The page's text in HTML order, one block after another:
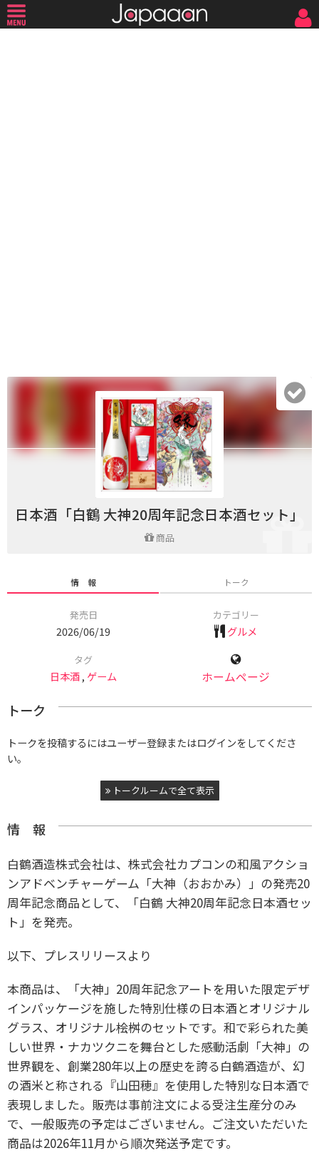
日本酒「白鶴 大神20周年記念日本酒セット」
商品
情 報 トーク
発売日
2026/06/19
カテゴリー
グルメ
タグ
日本酒, ゲーム ホームページ
トーク
トークを投稿するにはユーザー登録またはログインをしてくださ
い。
トークルームで全て表示
情 報
白鶴酒造株式会社は、株式会社カプコンの和風アクショ
ンアドベンチャーゲーム「大神（おおかみ）」の発売20
周年記念商品として、「白鶴 大神20周年記念日本酒セッ
ト」を発売。
以下、プレスリリースより
本商品は、「大神」20周年記念アートを用いた限定デザ
インパッケージを施した特別仕様の日本酒とオリジナル
グラス、オリジナル桧桝のセットです。和で彩られた美
しい世界・ナカツクニを舞台とした感動活劇「大神」の
世界観を、創業280年以上の歴史を誇る白鶴酒造が、幻
の酒米と称される『山田穂』を使用した特別な日本酒で
表現しました。販売は事前注文による受注生産分のみ
で、一般販売の予定はございません。ご注文いただいた
商品は2026年11月から順次発送予定です。